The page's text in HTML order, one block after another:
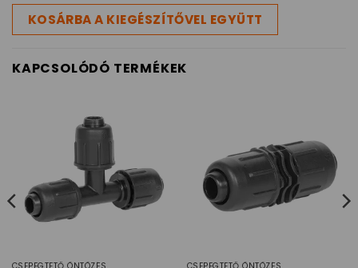
KOSÁRBA A KIEGÉSZÍTŐVEL EGYÜTT
KAPCSOLÓDÓ TERMÉKEK